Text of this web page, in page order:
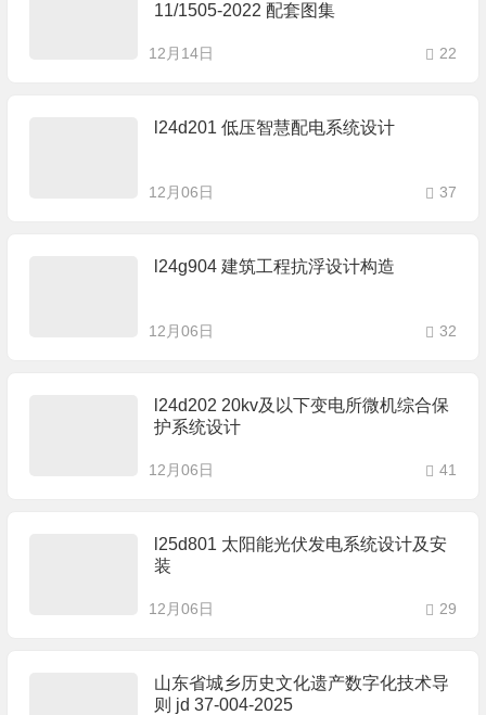
11/1505-2022 配套图集
12月14日 22
l24d201 低压智慧配电系统设计
12月06日 37
l24g904 建筑工程抗浮设计构造
12月06日 32
l24d202 20kv及以下变电所微机综合保
护系统设计
12月06日 41
l25d801 太阳能光伏发电系统设计及安
装
12月06日 29
山东省城乡历史文化遗产数字化技术导
则 jd 37-004-2025